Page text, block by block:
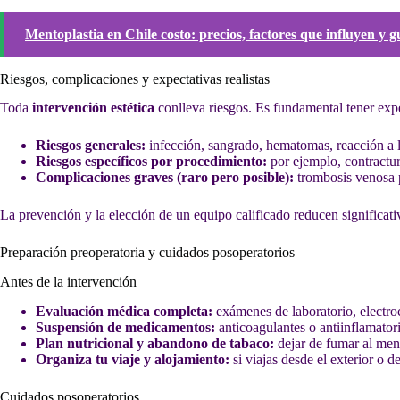
Mentoplastia en Chile costo: precios, factores que influyen y
Riesgos, complicaciones y expectativas realistas
Toda intervención estética conlleva riesgos. Es fundamental tener
Riesgos generales: infección, sangrado, hematomas, reacción a
Riesgos específicos por procedimiento: por ejemplo,
Complicaciones graves (raro pero posible): trombosis
La prevención y la elección de un equipo calificado reducen
Preparación preoperatoria y cuidados posoperatorios
Antes de la intervención
Evaluación médica completa: exámenes de laboratorio,
Suspensión de medicamentos: anticoagulantes o
Plan nutricional y abandono de tabaco: dejar de fumar al
Organiza tu viaje y alojamiento: si viajas desde el exterior o
Cuidados posoperatorios